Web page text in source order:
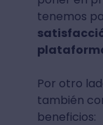
tenemos
Por otro
también
beneficios: